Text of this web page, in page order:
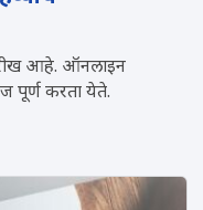
आहे. ऑनलाइन
पूर्ण करता येते.